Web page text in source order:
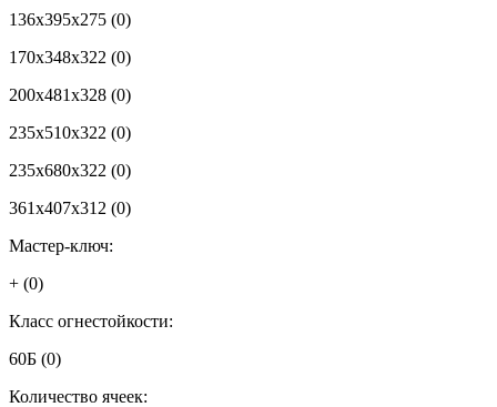
136x395x275 (0)
170x348x322 (0)
200x481x328 (0)
235x510x322 (0)
235x680x322 (0)
361x407x312 (0)
Мастер-ключ:
+ (0)
Класс огнестойкости:
60Б (0)
Количество ячеек: